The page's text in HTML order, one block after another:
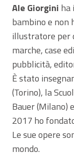
Ale Giorgini ha
bambino e non
illustratore per
marche, case
pubblicità,
È stato
(Torino), la
Bauer (Milano)
2017 ho
Le sue opere
mondo.